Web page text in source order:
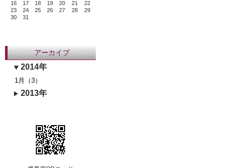
16
17 18 19 20 21
22
23
24 25 26 27 28
29
30
31
アーカイブ
2014年
1月（3）
2013年